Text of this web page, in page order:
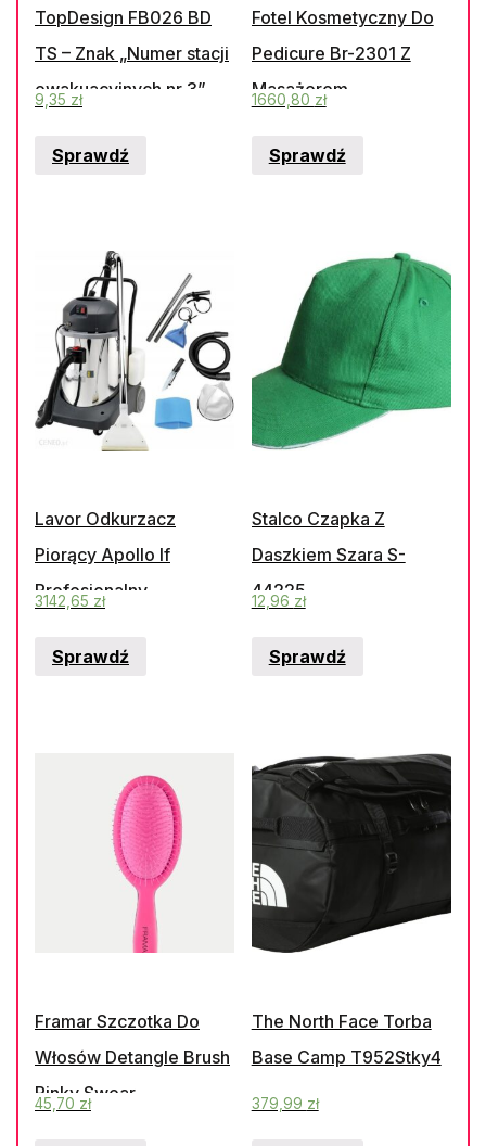
TopDesign FB026 BD
TS – Znak „Numer stacji
ewakuacyjnych nr 3”
9,35 zł
Sprawdź
Fotel Kosmetyczny Do
Pedicure Br-2301 Z
Masażerem
1660,80 zł
Sprawdź
Lavor Odkurzacz
Piorący Apollo If
Profesjonalny
3142,65 zł
Sprawdź
Stalco Czapka Z
Daszkiem Szara S-
44225
12,96 zł
Sprawdź
Framar Szczotka Do
Włosów Detangle Brush
Pinky Swear
45,70 zł
The North Face Torba
Base Camp T952Stky4
379,99 zł